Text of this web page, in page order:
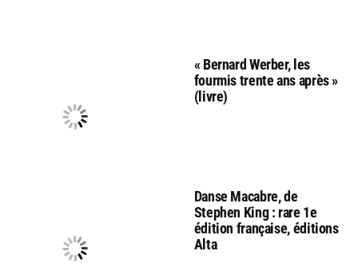
« Bernard Werber, les
fourmis trente ans après »
(livre)
Danse Macabre, de
Stephen King : rare 1e
édition française, éditions
Alta